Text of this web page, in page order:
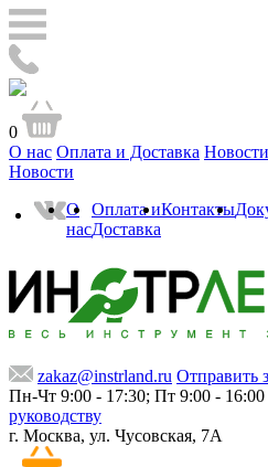
0
О нас Оплата и Доставка Новости
Новости
О
нас
Оплата и
Доставка
Контакты
zakaz@instrland.ru Отправить
Пн-Чт 9:00 - 17:30; Пт 9:00 - 16:00
руководству
г. Москва, ул. Чусовская, 7А